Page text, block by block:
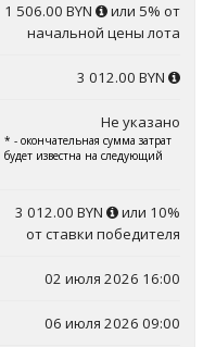
1 506.00 BYN
или 5% от
начальной цены лота
3 012.00 BYN
Не указано
* - окончательная сумма затрат
будет известна на следующий
3 012.00 BYN
или 10%
от ставки победителя
02 июля 2026 16:00
06 июля 2026 09:00